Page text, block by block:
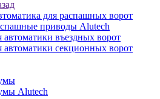
для распашных ворот
приводы Alutech
въездных ворот
секционных ворот
Alutech